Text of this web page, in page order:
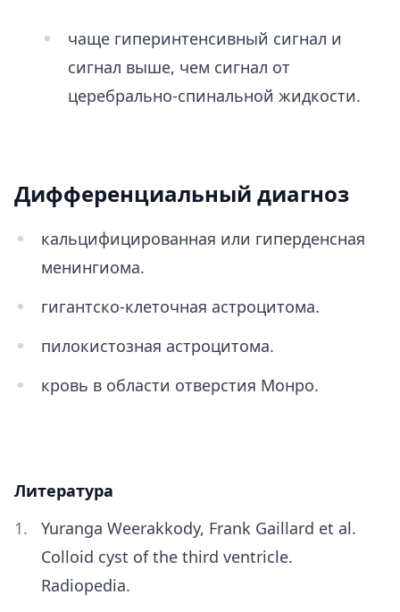
чаще гиперинтенсивный сигнал и
сигнал выше, чем сигнал от
церебрально-спинальной жидкости.
Дифференциальный диагноз
кальцифицированная или гиперденсная
менингиома.
гигантско-клеточная астроцитома.
пилокистозная астроцитома.
кровь в области отверстия Монро.
Литература
Yuranga Weerakkody, Frank Gaillard et al.
Colloid cyst of the third ventricle.
Radiopedia.